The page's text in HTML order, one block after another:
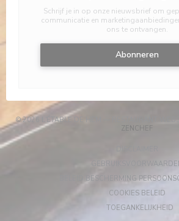
Schrijf je in op onze nieuwsbrief om
communicatie en
ons te ontvangen.
Abonneren
© 2026 L'ÉTABLE DE HEM — RESTAURANT
ZENCHEF
BELEID BESCHERMING
COOKIES BELEID
TOEGANKELIJKHEID